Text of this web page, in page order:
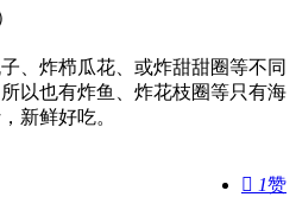
、炸栉瓜花、或炸甜甜圈等不同
以也有炸鱼、炸花枝圈等只有海
新鲜好吃。
 1赞